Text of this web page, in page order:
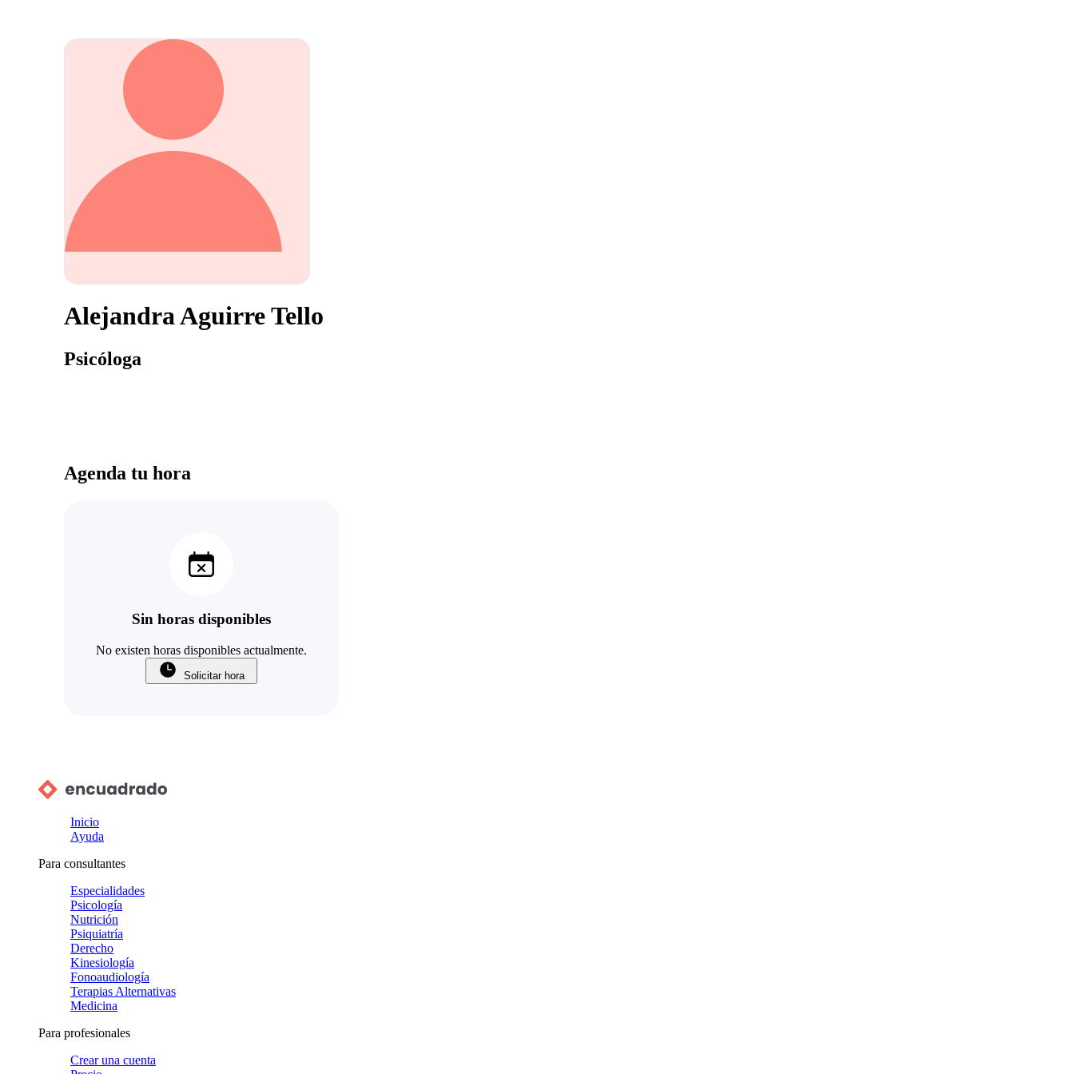
Alejandra Aguirre Tello
Psicóloga
Agenda tu hora
Sin horas disponibles
No existen horas disponibles actualmente.
Solicitar hora
Inicio
Ayuda
Para consultantes
Especialidades
Psicología
Nutrición
Psiquiatría
Derecho
Kinesiología
Fonoaudiología
Terapias Alternativas
Medicina
Para profesionales
Crear una cuenta